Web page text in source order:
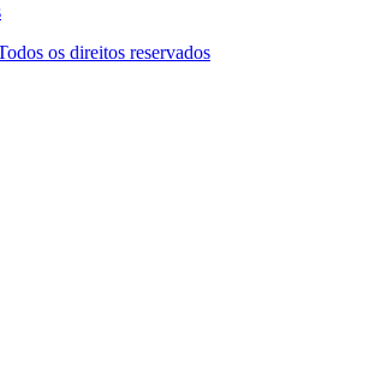
os direitos reservados